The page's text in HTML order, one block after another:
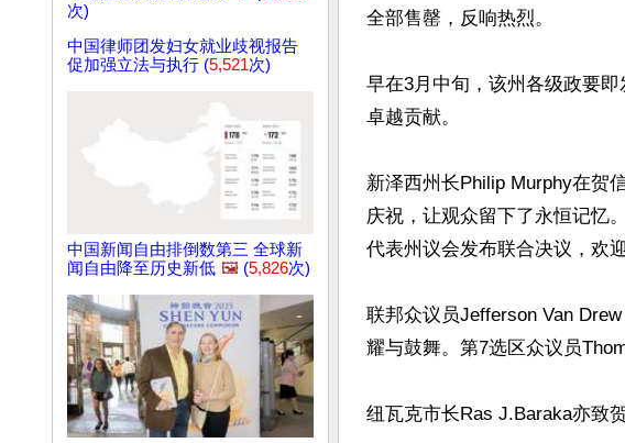
次)
中国律师团发妇女就业歧视报告
促加强立法与执行 (5,521次)
中国新闻自由排倒数第三 全球新
闻自由降至历史新低 🖼️ (5,826次)
全部售罄，反响热烈。
早在3月中旬，该州各级政要
卓越贡献。
新泽西州长Philip Murphy在贺
庆祝，让观众留下了永恒记忆
代表州议会发布联合决议，欢
联邦众议员Jefferson Van
耀与鼓舞。第7选区众议员
纽瓦克市长Ras J.Baraka亦致